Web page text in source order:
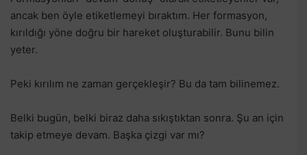
ancak ben öyle etiketlemeyi bıraktım. Her formasyon,
kırıldığı yöne doğru bir hareket oluşturabilir. Bunu bilin
yeter.
Peki kırılım ne zaman gerçekleşir? Bu da tam bilinemez.
Belki bugün, belki biraz daha sıkıştıktan sonra. Şu an için
takip etmeye devam. Başka çizgi var mı?